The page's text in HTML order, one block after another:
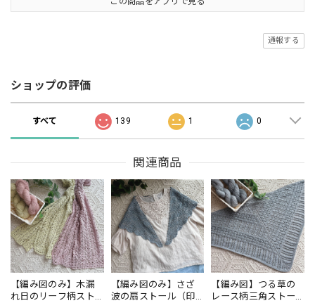
通報する
ショップの評価
すべて 139 1 0
関連商品
【編み図のみ】木漏
れ日のリーフ柄スト
【編み図のみ】さざ
波の扇ストール（印
【編み図】つる草の
レース柄三角ストー